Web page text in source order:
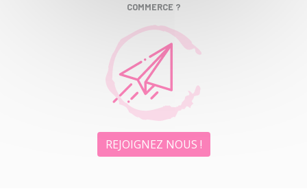
COMMERCE ?
REJOIGNEZ NOUS !